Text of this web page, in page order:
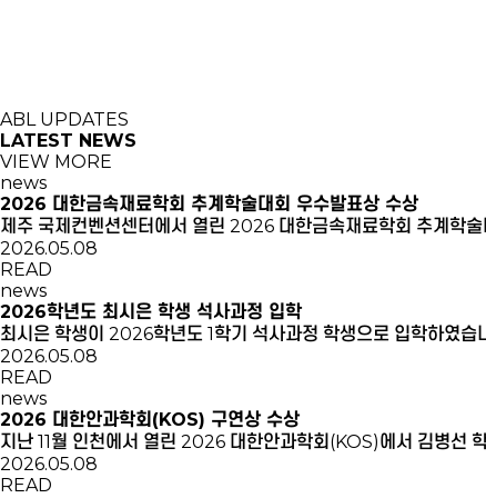
ABL UPDATES
LATEST NEWS
VIEW MORE
news
2026 대한금속재료학회 추계학술대회 우수발표상 수상
제주 국제컨벤션센터에서 열린 2026 대한금속재료학회 추계학
2026.05.08
READ
news
2026학년도 최시은 학생 석사과정 입학
최시은 학생이 2026학년도 1학기 석사과정 학생으로 입학하였습
2026.05.08
READ
news
2026 대한안과학회(KOS) 구연상 수상
지난 11월 인천에서 열린 2026 대한안과학회(KOS)에서 김병선
2026.05.08
READ